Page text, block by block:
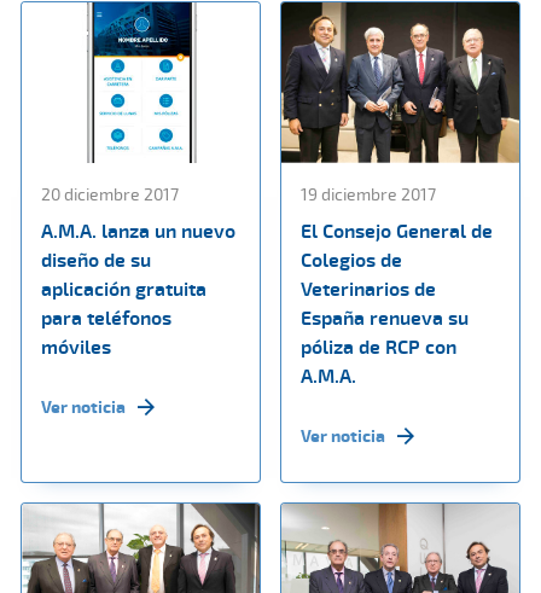
20 diciembre 2017
A.M.A. lanza un nuevo
diseño de su
aplicación gratuita
para teléfonos
móviles
Ver noticia
19 diciembre 2017
El Consejo General de
Colegios de
Veterinarios de
España renueva su
póliza de RCP con
A.M.A.
Ver noticia